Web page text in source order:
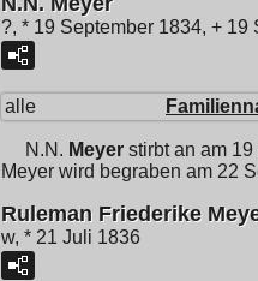
?, * 19 September 1834, + 19
alle
N.N. Meyer stirbt an am
Meyer wird begraben am 22
Ruleman Friederike
w, * 21 Juli 1836